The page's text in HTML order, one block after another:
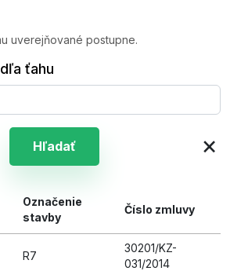
uverejňované postupne.
ťahu
Hľadať ×
Označenie
stavby
Číslo zmluvy
R7
30201/KZ-
031/2014